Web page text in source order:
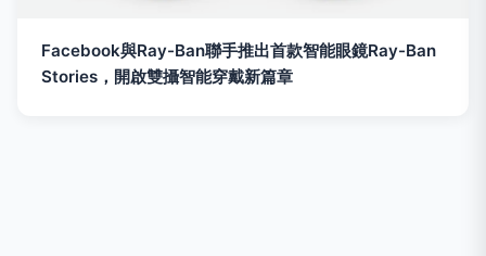
Facebook與Ray-Ban聯手推出首款智能眼鏡Ray-Ban
Stories，開啟雙攝智能穿戴新篇章